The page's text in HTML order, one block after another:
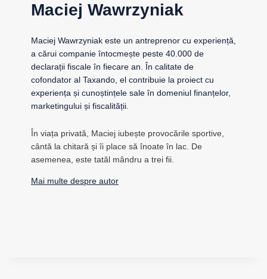
Maciej Wawrzyniak
Maciej Wawrzyniak este un antreprenor cu experiență,
a cărui companie întocmește peste 40.000 de
declarații fiscale în fiecare an. În calitate de
cofondator al Taxando, el contribuie la proiect cu
experiența și cunoștințele sale în domeniul finanțelor,
marketingului și fiscalității.
În viața privată, Maciej iubește provocările sportive,
cântă la chitară și îi place să înoate în lac. De
asemenea, este tatăl mândru a trei fii.
Mai multe despre autor